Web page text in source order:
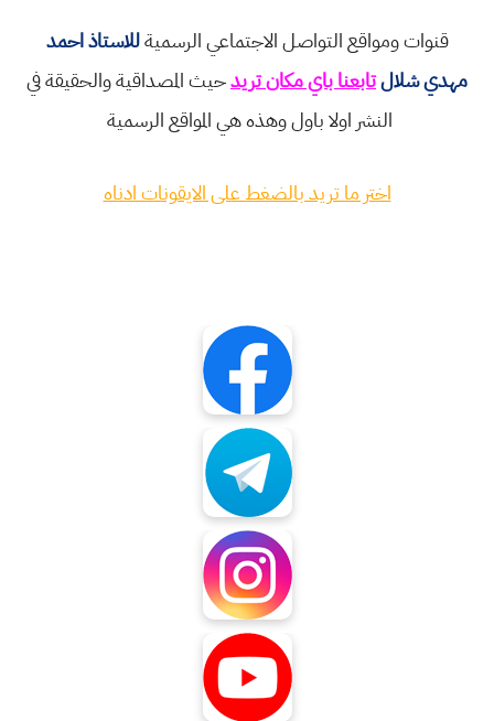
قنوات ومواقع التواصل الاجتماعي الرسميةللاستاذ احمد
مهدي شلالتابعنا باي مكان تريدحيث المصداقية والحقيقة في
النشر اولا باول وهذه هي المواقع الرسمية
اختر ما تريد بالضغط على الايقونات ادناه